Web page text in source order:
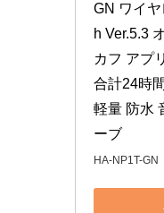
GN ワイ
h Ver.5.3
カフ アプ
合計24時
軽量 防水
ーブ
HA-NP1T-GN